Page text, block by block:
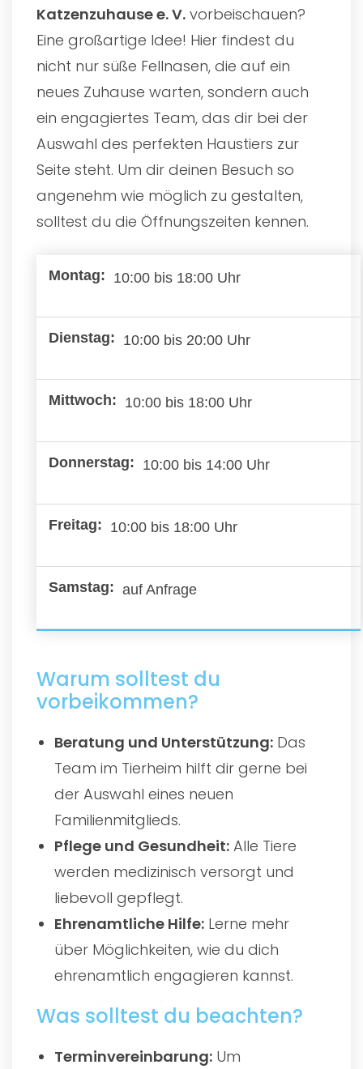
Katzenzuhause e. V. vorbeischauen?
Eine großartige Idee! Hier findest du
nicht nur süße Fellnasen, die auf ein
neues Zuhause warten, sondern auch
ein engagiertes Team, das dir bei der
Auswahl des perfekten Haustiers zur
Seite steht. Um dir deinen Besuch so
angenehm wie möglich zu gestalten,
solltest du die Öffnungszeiten kennen.
10:00 bis 18:00 Uhr
10:00 bis 20:00 Uhr
10:00 bis 18:00 Uhr
10:00 bis 14:00 Uhr
10:00 bis 18:00 Uhr
auf Anfrage
Warum solltest du
vorbeikommen?
Beratung und Unterstützung: Das
Team im Tierheim hilft dir gerne bei
der Auswahl eines neuen
Familienmitglieds.
Pflege und Gesundheit: Alle Tiere
werden medizinisch versorgt und
liebevoll gepflegt.
Ehrenamtliche Hilfe: Lerne mehr
über Möglichkeiten, wie du dich
ehrenamtlich engagieren kannst.
Was solltest du beachten?
Terminvereinbarung: Um